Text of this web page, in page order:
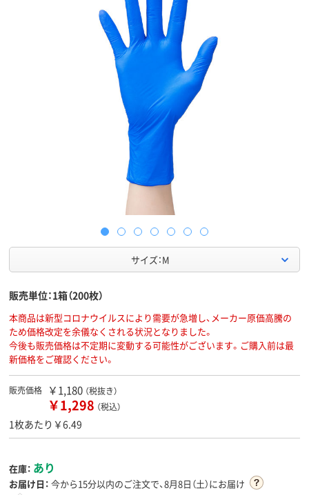
サイズ：M
販売単位：1箱（200枚）
本商品は新型コロナウイルスにより需要が急増し、メーカー原価高騰の
ため価格改定を余儀なくされる状況となりました。
今後も販売価格は不定期に変動する可能性がございます。ご購入前は最
新価格をご確認ください。
販売価格 ￥1,180 （税抜き）
￥1,298 （税込）
1枚あたり￥6.49
在庫： あり
お届け日： 今から15分以内のご注文で、8月8日（土）にお届け